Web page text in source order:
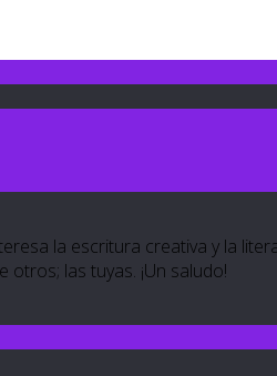
la escritura creativa y la
las tuyas. ¡Un saludo!